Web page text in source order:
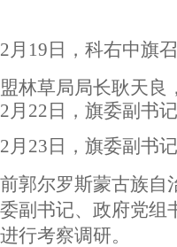
2月19日，科右中旗
盟林草局局长耿天良
2月22日，旗委副书
2月23日，旗委副书
前郭尔罗斯蒙古族自
委副书记、政府党组
进行考察调研。